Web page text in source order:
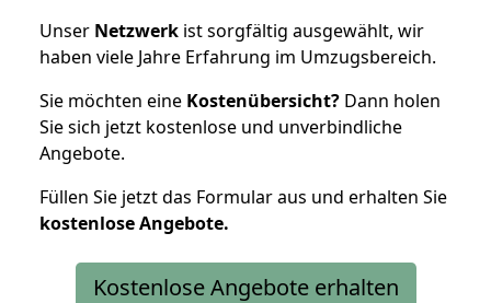
Unser Netzwerk ist sorgfältig ausgewählt, wir
haben viele Jahre Erfahrung im Umzugsbereich.
Sie möchten eine Kostenübersicht? Dann holen
Sie sich jetzt kostenlose und unverbindliche
Angebote.
Füllen Sie jetzt das Formular aus und erhalten Sie
kostenloseAngebote.
Kostenlose Angebote erhalten